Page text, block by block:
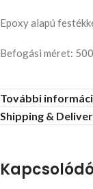
Epoxy alapú
Befogási méret:
További
Shipping &